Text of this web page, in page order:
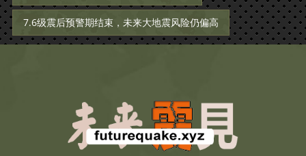
7.6级震后预警期结束，未来大地震风险仍偏高